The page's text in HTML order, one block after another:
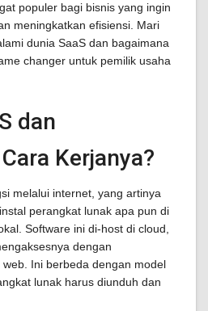
populer bagi bisnis yang ingin
meningkatkan efisiensi. Mari
dunia SaaS dan bagaimana
changer untuk pemilik usaha
dan
Kerjanya?
melalui internet, yang artinya
perangkat lunak apa pun di
Software ini di-host di cloud,
dengan
Ini berbeda dengan model
lunak harus diunduh dan